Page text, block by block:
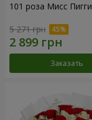
101 роза Мисс Пигги
5 271 грн
Заказать